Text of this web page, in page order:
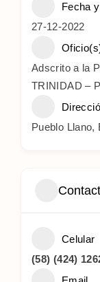
Fecha
27-12-2022
Adscrito a la
TRINIDAD –
Pueblo Llano,
Celular
(58) (424)